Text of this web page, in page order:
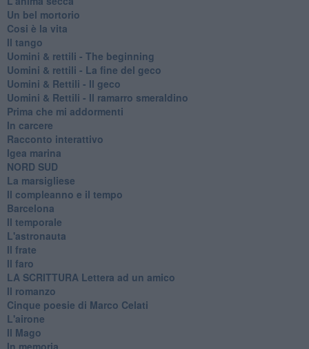
Un bel mortorio
Cosi è la vita
Il tango
​Uomini & rettili - The beginning
​Uomini & rettili - La fine del geco
Uomini & Rettili - Il geco
Uomini & Rettili - Il ramarro smeraldino
Prima che mi addormenti
In carcere
Racconto interattivo
Igea marina
​NORD SUD
La marsigliese
Il compleanno e il tempo
Barcelona
Il temporale
L'astronauta
Il frate
Il faro
​LA SCRITTURA Lettera ad un amico
Il romanzo
Cinque poesie di Marco Celati
L'airone
Il Mago
In memoria